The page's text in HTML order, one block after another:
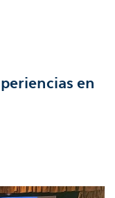
en